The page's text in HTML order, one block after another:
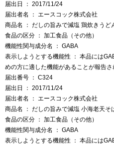
届出日 ： 2017/11/24
届出者名 ： エースコック株式会社
商品名 ： だしの旨みで減塩 鶏炊きうど
食品の区分 ： 加工食品（その他）
機能性関与成分名 ： GABA
表示しようとする機能性 ： 本品には
めの方に適した機能があることが報告さ
届出番号 ： C324
届出日 ： 2017/11/24
届出者名 ： エースコック株式会社
商品名 ： だしの旨みで減塩 小海老天そ
食品の区分 ： 加工食品（その他）
機能性関与成分名 ： GABA
表示しようとする機能性 ： 本品には